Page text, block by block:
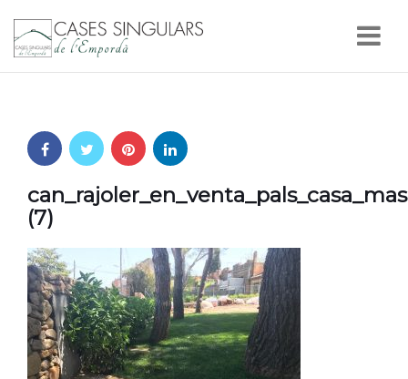
(7)